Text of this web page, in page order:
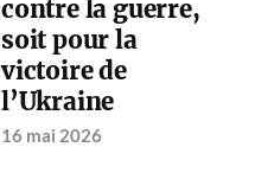
contre la guerre,
soit pour la
victoire de
l’Ukraine
16 mai 2026